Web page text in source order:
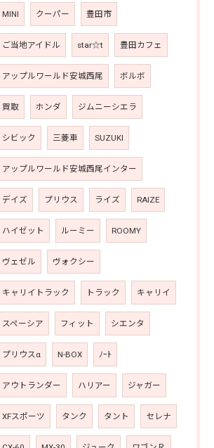
MINI クーパー 豊田市
ご当地アイドル star☆t 豊田カフェ
アップルワールド安城西尾 ボルボ
買取 ホンダ ジムニーシエラ
シビック 三菱車 SUZUKI
アップルワールド安城西尾インター
デイズ プリウス ライズ RAIZE
ハイゼット ルーミー ROOMY
ヴェゼル ヴォクシー
キャリイトラック トラック キャリイ
スペーシア フィット シエンタ
プリウスα N-BOX ﾉｰﾄ
アウトランダー ハリアー ジャガー
XFスポーツ タンク タント セレナ